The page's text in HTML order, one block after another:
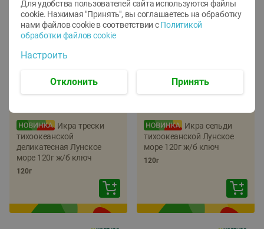
22%
Икра трески
тихоокеанской
деликатесная Лунское
море 120г ж/б ключ
120г
-17%
Икра сельди
тихоокеанской Лунское
море 120г ж/б ключ
120г
Для удобства пользователей сайта используются файлы
cookie. Нажимая "Принять", вы соглашаетесь на обработку
нами файлов cookie в соответствии с Политикой
обработки файлов cookie
Настроить
Отклонить Принять